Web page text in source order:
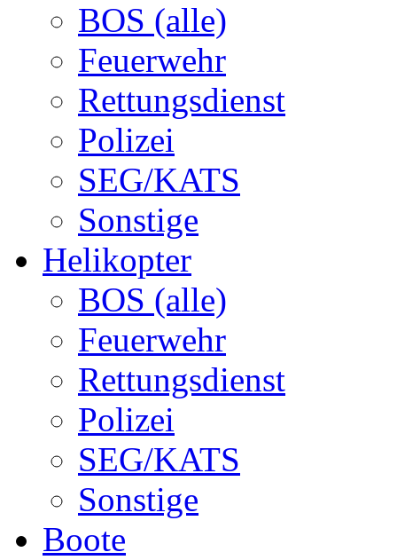
BOS (alle)
Feuerwehr
Rettungsdienst
Polizei
SEG/KATS
Sonstige
Helikopter
BOS (alle)
Feuerwehr
Rettungsdienst
Polizei
SEG/KATS
Sonstige
Boote